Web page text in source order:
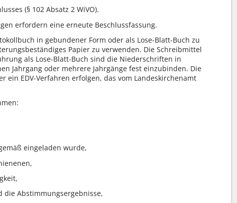
(§ 102 Absatz 2 WiVO).
erfordern eine erneute Beschlussfassung.
in gebundener Form oder als Lose-Blatt-Buch zu
Papier zu verwenden. Die Schreibmittel
als Lose-Blatt-Buch sind die Niederschriften in
Jahrgang oder mehrere Jahrgänge fest einzubinden. Die
ein EDV-Verfahren erfolgen, das vom Landeskirchenamt
eingeladen wurde,
die Abstimmungsergebnisse,